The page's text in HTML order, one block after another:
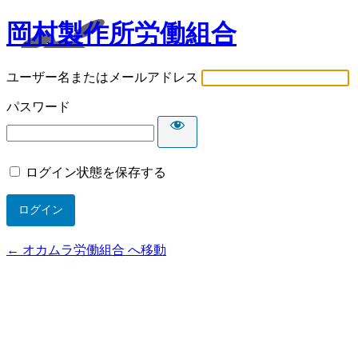
岡村製作所労働組合
ユーザー名またはメールアドレス
パスワード
ログイン状態を保存する
← オカムラ労働組合 へ移動